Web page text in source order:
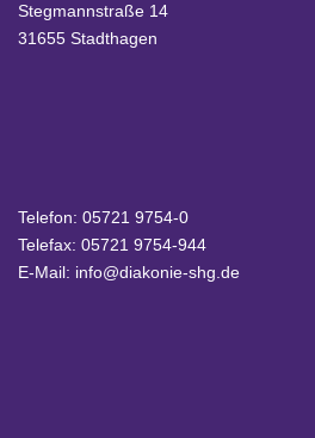
Stegmannstraße 14
31655 Stadthagen
Telefon: 05721 9754-0
Telefax: 05721 9754-944
E-Mail: info@diakonie-shg.de